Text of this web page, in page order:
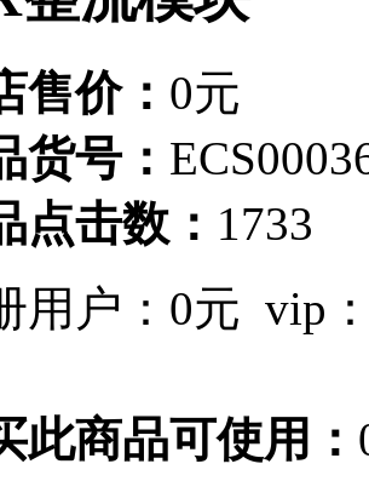
售价： 0元
货号：
点击数： 1733
用户： 0元 vip
此商品可使用：